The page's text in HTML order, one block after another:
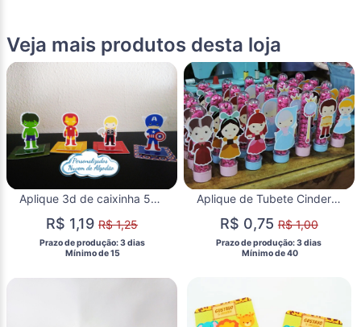
Veja mais produtos desta loja
Aplique 3d de caixinha 5x5 Vingadores cute
R$ 1,19R$ 1,25
Prazo de produção: 3 dias
  Mínimo de 15
Aplique de Tubete Cinderela Cute
R$ 0,75R$ 1,00
Prazo de produção: 3 dias
  Mínimo de 40